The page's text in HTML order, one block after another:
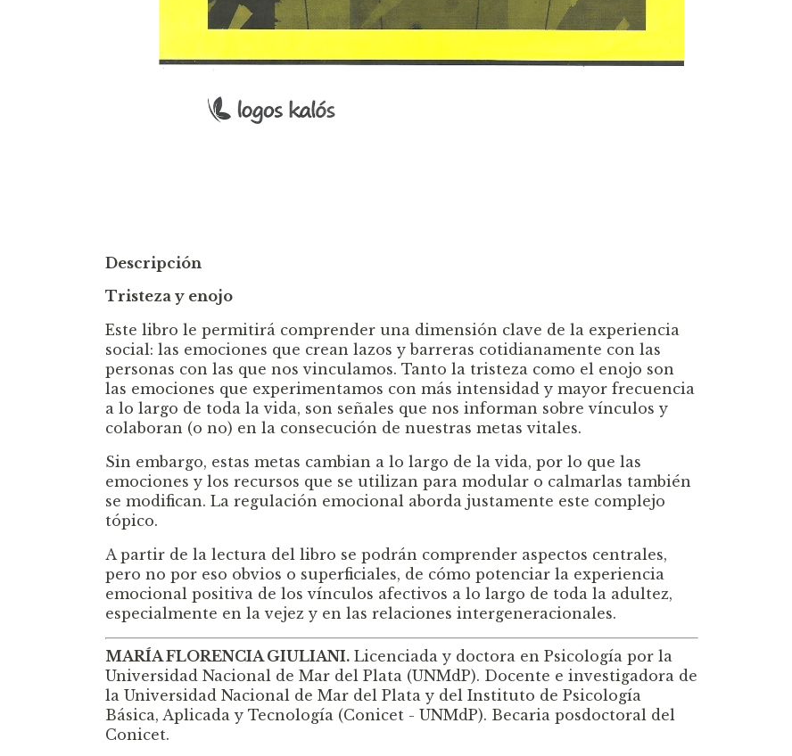
Descripción
Tristeza y enojo
Este libro le permitirá comprender una dimensión clave de la experiencia
social: las emociones que crean lazos y barreras cotidianamente con las
personas con las que nos vinculamos. Tanto la tristeza como el enojo son
las emociones que experimentamos con más intensidad y mayor frecuencia
a lo largo de toda la vida, son señales que nos informan sobre vínculos y
colaboran (o no) en la consecución de nuestras metas vitales.
Sin embargo, estas metas cambian a lo largo de la vida, por lo que las
emociones y los recursos que se utilizan para modular o calmarlas también
se modifican. La regulación emocional aborda justamente este complejo
tópico.
A partir de la lectura del libro se podrán comprender aspectos centrales,
pero no por eso obvios o superficiales, de cómo potenciar la experiencia
emocional positiva de los vínculos afectivos a lo largo de toda la adultez,
especialmente en la vejez y en las relaciones intergeneracionales.
MARÍA FLORENCIA GIULIANI. Licenciada y doctora en Psicología por la
Universidad Nacional de Mar del Plata (UNMdP). Docente e investigadora de
la Universidad Nacional de Mar del Plata y del Instituto de Psicología
Básica, Aplicada y Tecnología (Conicet - UNMdP). Becaria posdoctoral del
Conicet.